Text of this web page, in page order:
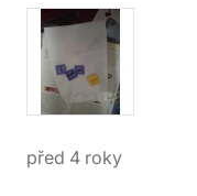
před 4 roky